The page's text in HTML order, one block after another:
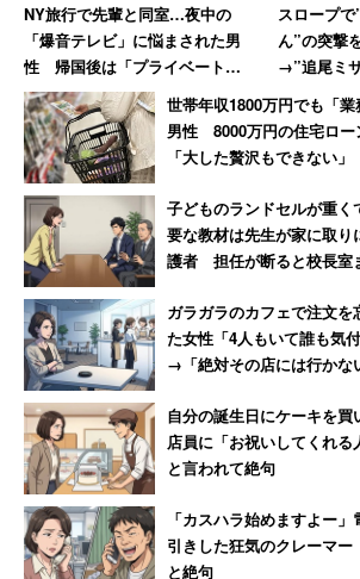
NY旅行で先輩と同室…夜中の
「爆音テレビ」に悩まされた男
性 帰国後は「プライベートの
付き合いは断固拒否」
スロープ
ん”の突撃
→”追尾ミ
ツッ！と
痛」
世帯年収1800万円でも「
男性 8000万円の住宅ロー
「大した贅沢もできない」
子どものランドセルが重く
要な教材は先生が家に取り
護者 担任が断ると校長室
ガラガラのカフェで注文
た女性「4人もいて誰も気
→「絶対その店には行かな
自分の誕生日にケーキを買
店員に「お祝いしてくれる
と言われて絶句
「カスハラ始めますよー
引きした狂気のクレーマ
と絶句